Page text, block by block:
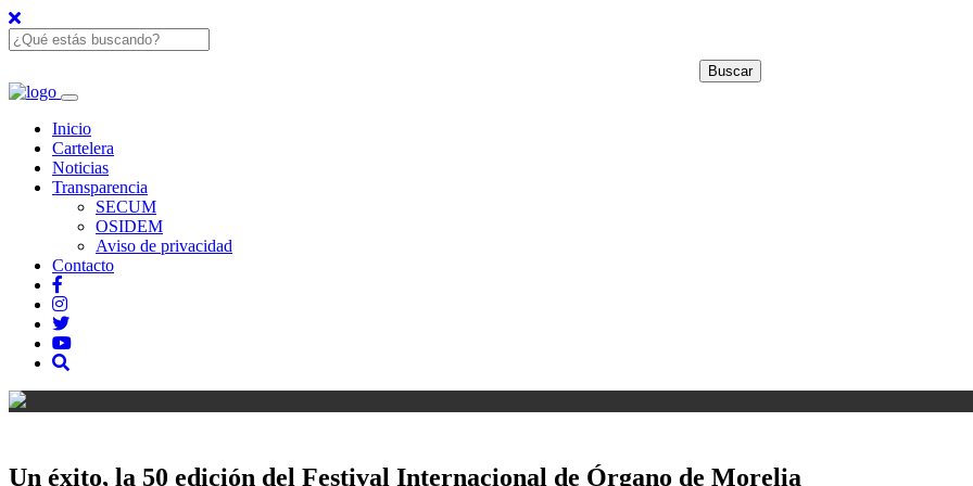
Inicio
Cartelera
Noticias
Transparencia
SECUM
OSIDEM
Aviso de privacidad
Contacto
Un éxito, la 50 edición del Festival Internacional de Órgano de Morelia